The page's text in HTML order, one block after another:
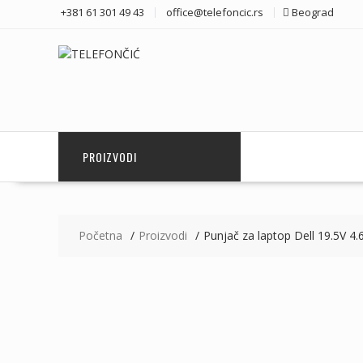
+381 61 301 49 43 office@telefoncic.rs Beograd
PROIZVODI
Početna Proizvodi Punjač za laptop Dell 19.5V